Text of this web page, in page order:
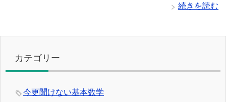
続きを読む
カテゴリー
今更聞けない基本数学